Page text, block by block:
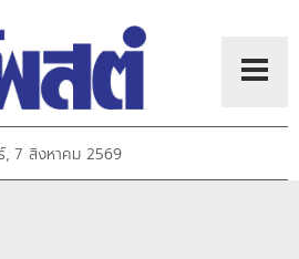
, 7 สิงหาคม 2569